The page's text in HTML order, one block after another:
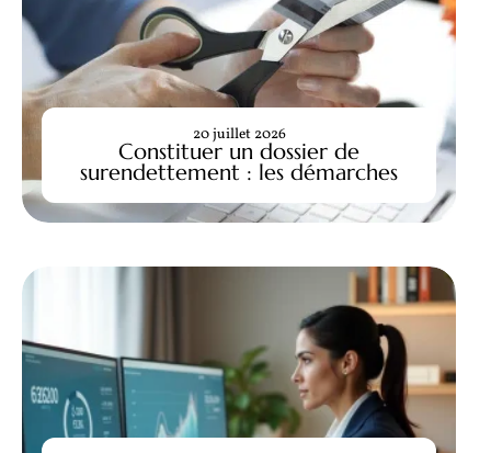
Constituer un dossier de
surendettement : les démarches
20 juillet 2026